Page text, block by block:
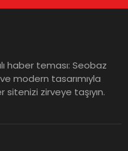
haber teması: Seobaz
modern tasarımıyla
sitenizi zirveye taşıyın.